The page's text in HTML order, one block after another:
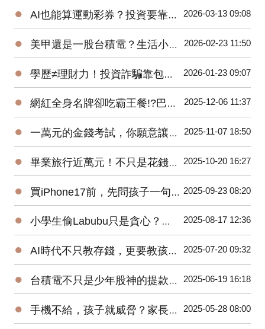
● AI也能算運動彩券？投資要靠數據而非單憑直覺！ 2026-03-13 09:08
● 美甲還是一股台積電？生活小選擇，培養孩子金錢觀！ 2026-02-23 11:50
● 學歷≠理財力！投資詐騙靠包裝取信，巴菲特推崇長期紀律！ 2026-01-23 09:07
● 網紅全身名牌卻吃霸王餐!?巴菲特提醒:「真正的成功是有人愛你!」 2025-12-06 11:37
● 一萬元的金錢考試，你願意讓孩子交空白卷嗎？ 2025-11-07 18:50
● 畢業旅行近萬元！不只是花錢，更是家庭財務專案！ 2025-10-20 16:27
● 買iPhone17前，先問孩子一句話！ 2025-09-23 08:20
● 小學生偷Labubu只是貪心？當今孩子的金錢觀，悄悄偏離正確軌道！ 2025-08-17 12:36
● AI時代不只教存錢，更要教孩子五個防詐判斷力！ 2025-07-20 09:32
● 台積電不只是少年股神的提款機！是一場只許成功，不許失敗的世紀賭注！ 2025-06-19 16:18
● 手機不給，孩子就威脅？家長如何在AI時代平衡科技與教養？ 2025-05-28 08:00